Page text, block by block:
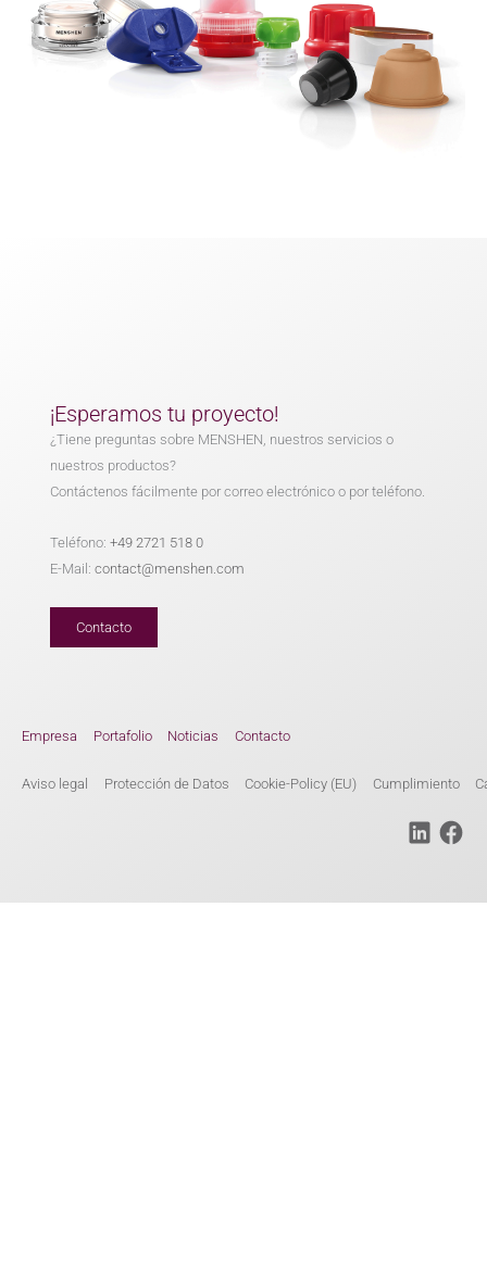
¡Esperamos tu proyecto!
¿Tiene preguntas sobre MENSHEN, nuestros servicios o
nuestros productos?
Contáctenos fácilmente por correo electrónico o por teléfono.
Teléfono:+49 2721 518 0
E-Mail:contact@menshen.com
Contacto
Empresa Portafolio Noticias Contacto
Aviso legal Protección de Datos Cookie-Policy (EU) Cumplimiento